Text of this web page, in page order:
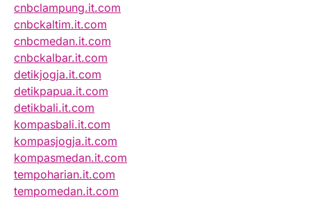
cnbclampung.it.com
cnbckaltim.it.com
cnbcmedan.it.com
cnbckalbar.it.com
detikjogja.it.com
detikpapua.it.com
detikbali.it.com
kompasbali.it.com
kompasjogja.it.com
kompasmedan.it.com
tempoharian.it.com
tempomedan.it.com